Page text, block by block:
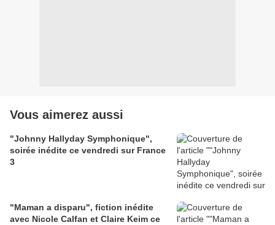
Vous aimerez aussi
"Johnny Hallyday Symphonique",
soirée inédite ce vendredi sur France
3
"Maman a disparu", fiction inédite
avec Nicole Calfan et Claire Keim ce